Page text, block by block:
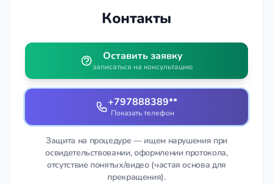
Контакты
Оставить заявку
записаться на консультацию
+797888389**
Показать телефон
Защита на процедуре — ищем нарушения при
освидетельствовании, оформлении протокола,
отсутствие понятых/видео (частая основа для
прекращения).